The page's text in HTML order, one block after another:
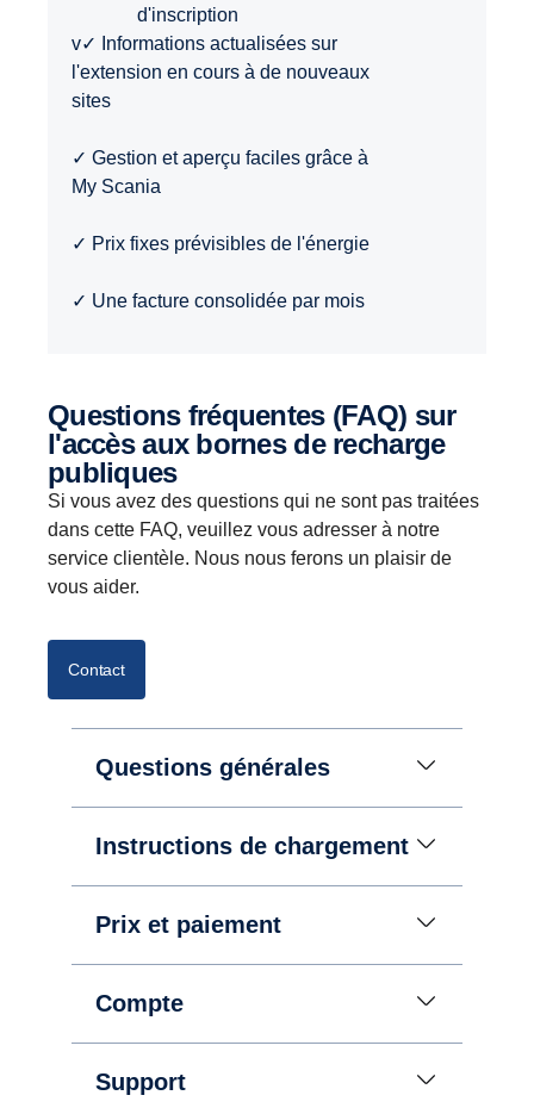
d'inscription
v✓ Informations actualisées sur
l'extension en cours à de nouveaux
sites
✓ Gestion et aperçu faciles grâce à
My Scania
✓ Prix fixes prévisibles de l'énergie
✓ Une facture consolidée par mois
Questions fréquentes (FAQ) sur
l'accès aux bornes de recharge
publiques
Si vous avez des questions qui ne sont pas traitées
dans cette FAQ, veuillez vous adresser à notre
service clientèle. Nous nous ferons un plaisir de
vous aider.
Contact
Questions générales
Instructions de chargement
Prix et paiement
Compte
Support